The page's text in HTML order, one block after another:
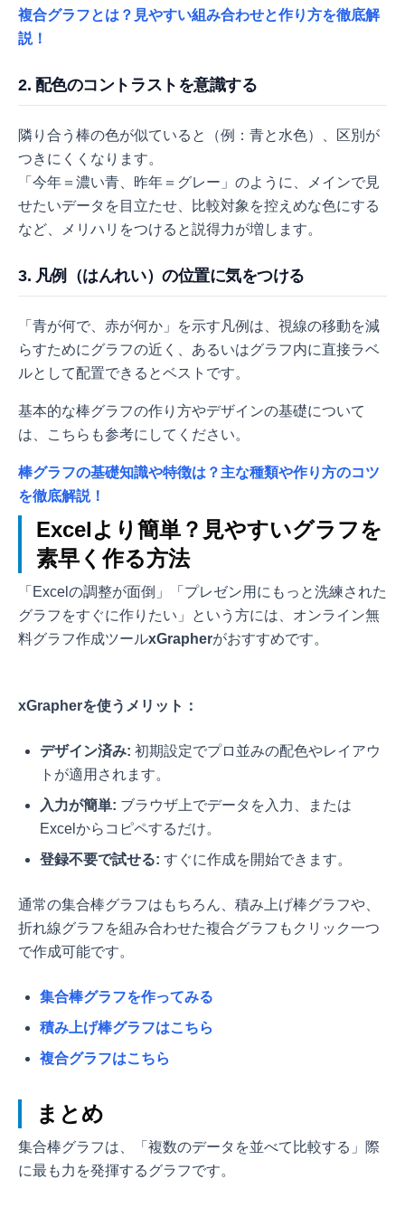
複合グラフとは？見やすい組み合わせと作り方を徹底解
説！
2. 配色のコントラストを意識する
隣り合う棒の色が似ていると（例：青と水色）、区別が
つきにくくなります。
「今年＝濃い青、昨年＝グレー」のように、メインで見
せたいデータを目立たせ、比較対象を控えめな色にする
など、メリハリをつけると説得力が増します。
3. 凡例（はんれい）の位置に気をつける
「青が何で、赤が何か」を示す凡例は、視線の移動を減
らすためにグラフの近く、あるいはグラフ内に直接ラベ
ルとして配置できるとベストです。
基本的な棒グラフの作り方やデザインの基礎について
は、こちらも参考にしてください。
棒グラフの基礎知識や特徴は？主な種類や作り方のコツ
を徹底解説！
Excelより簡単？見やすいグラフを
素早く作る方法
「Excelの調整が面倒」「プレゼン用にもっと洗練された
グラフをすぐに作りたい」という方には、オンライン無
料グラフ作成ツールxGrapherがおすすめです。
xGrapherを使うメリット：
デザイン済み: 初期設定でプロ並みの配色やレイアウ
トが適用されます。
入力が簡単: ブラウザ上でデータを入力、または
Excelからコピペするだけ。
登録不要で試せる: すぐに作成を開始できます。
通常の集合棒グラフはもちろん、積み上げ棒グラフや、
折れ線グラフを組み合わせた複合グラフもクリック一つ
で作成可能です。
集合棒グラフを作ってみる
積み上げ棒グラフはこちら
複合グラフはこちら
まとめ
集合棒グラフは、「複数のデータを並べて比較する」際
に最も力を発揮するグラフです。